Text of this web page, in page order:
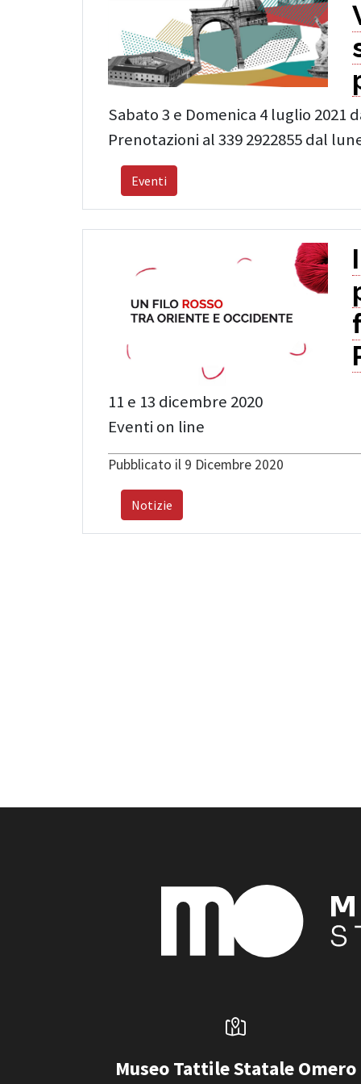
Sabato 3 e Domenica 4 luglio 2021
Prenotazioni al 339 2922855 dal
Eventi
11 e 13 dicembre 2020
Eventi on line
Pubblicato il 9 Dicembre 2020
Notizie
Museo Tattile Statale Omero